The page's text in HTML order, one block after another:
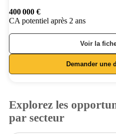
400 000 €
CA potentiel après 2 ans
Voir la
Demander une
Explorez les
par secteur